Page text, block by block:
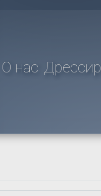
О нас